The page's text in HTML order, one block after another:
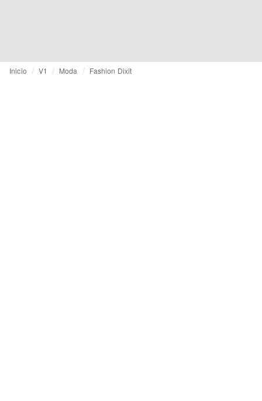
Inicio V1 Moda Fashion Dixit